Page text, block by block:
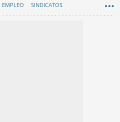
EMPLEO SINDICATOS